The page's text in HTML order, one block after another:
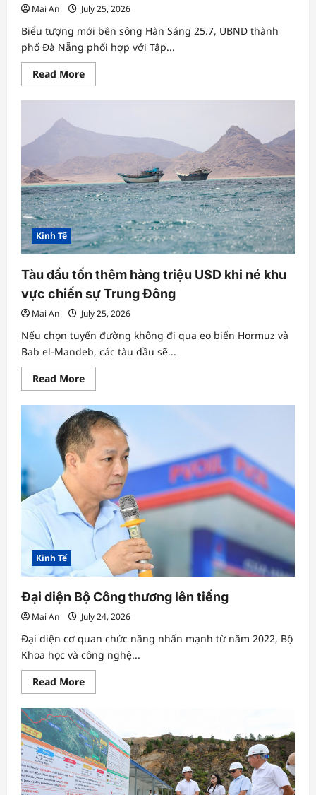
Mai An July 25, 2026
Biểu tượng mới bên sông Hàn Sáng 25.7, UBND thành
phố Đà Nẵng phối hợp với Tập...
Read MoreRead
more
Đà
công
mang
‘biểu
tượng
mới
bên
sông
Hàn’
hơn
10.000
tỉ
Kinh Tế
Tàu dầu tốn thêm hàng triệu USD khi né khu
vực chiến sự Trung Đông
Mai An July 25, 2026
Nếu chọn tuyến đường không đi qua eo biển Hormuz và
Bab el-Mandeb, các tàu dầu sẽ...
Read MoreRead
more
Tàu
dầu
tốn
thêm
hàng
triệu
USD
né
khu
vực
chiến
sự
Trung
Đông
Kinh Tế
Đại diện Bộ Công thương lên tiếng
Mai An July 24, 2026
Đại diện cơ quan chức năng nhấn mạnh từ năm 2022, Bộ
Khoa học và công nghệ...
Read MoreRead
more
Đại
diện
Bộ
Công
thương
lên
tiếng